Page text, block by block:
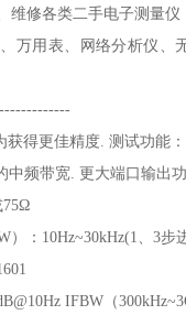
维修各类二手电子测量仪
万用表、网络分析仪、
获得更佳精度. 测试功能
中频带宽. 更大端口输出
75Ω
：10Hz~30kHz(1、3步
IFBW（